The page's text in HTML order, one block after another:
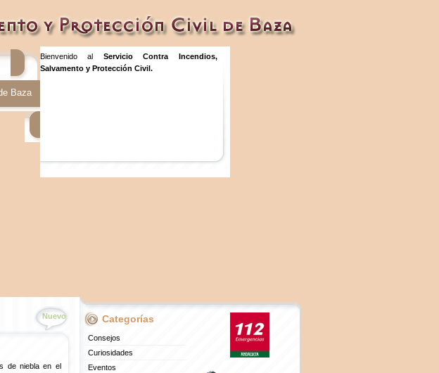
Baza
Bienvenido al Servicio Contra Incendios,
Salvamento y Protección Civil.
Nuevo
de niebla en el
Categorías
Consejos
Curiosidades
Eventos